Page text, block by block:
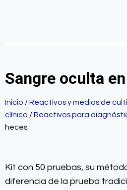
Sangre oculta
Inicio / Reactivos y medios de
clínico / Reactivos para
heces
Kit con 50 pruebas, su
diferencia de la prueba